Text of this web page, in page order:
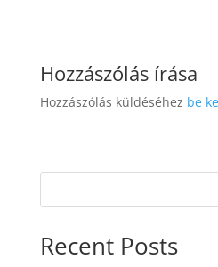
Hozzászólás írása
Hozzászólás küldéséhez be
Recent Posts